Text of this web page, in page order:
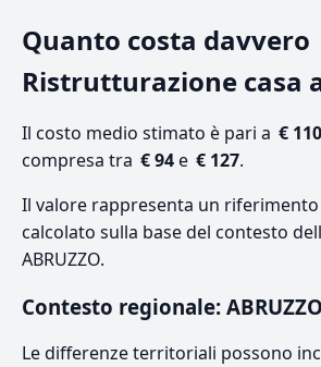
Quanto costa davvero
Ristrutturazione casa
Il costo medio stimato è pari a € 110
compresa tra € 94e € 127.
Il valore rappresenta un
calcolato sulla base del contesto
ABRUZZO.
Contesto regionale: ABRUZZO
Le differenze territoriali possono